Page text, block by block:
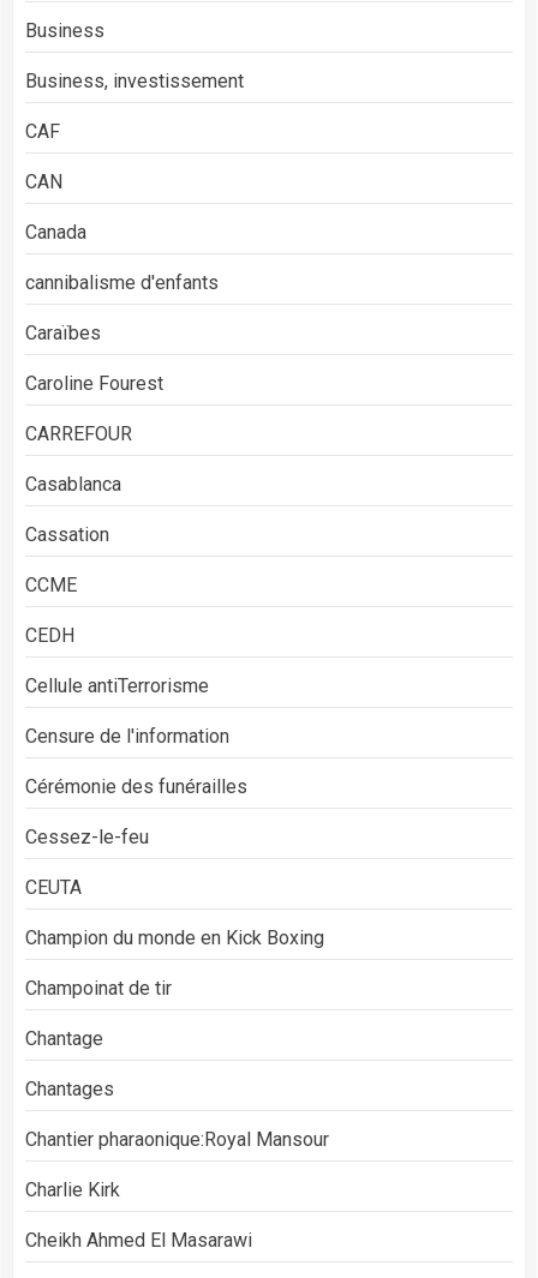
Business
Business, investissement
CAF
CAN
Canada
cannibalisme d'enfants
Caraïbes
Caroline Fourest
CARREFOUR
Casablanca
Cassation
CCME
CEDH
Cellule antiTerrorisme
Censure de l'information
Cérémonie des funérailles
Cessez-le-feu
CEUTA
Champion du monde en Kick Boxing
Champoinat de tir
Chantage
Chantages
Chantier pharaonique:Royal Mansour
Charlie Kirk
Cheikh Ahmed El Masarawi